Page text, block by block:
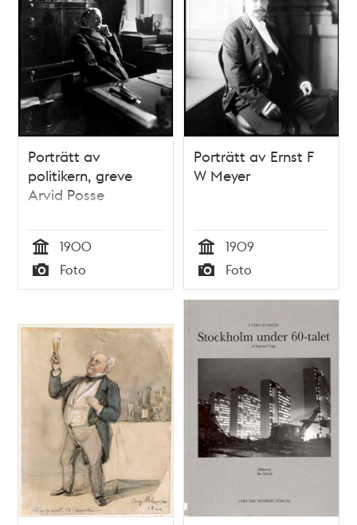
Porträtt av
politikern, greve
Arvid Posse
Tid
1900
Typ
Foto
Porträtt av Ernst F
W Meyer
Tid
1909
Typ
Foto